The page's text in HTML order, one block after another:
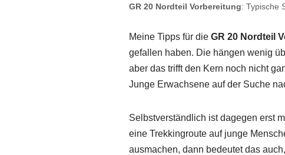
GR 20 Nordteil Vorbereitung: Typische
Meine Tipps für die GR 20 Nordteil
gefallen haben. Die hängen wenig
aber das trifft den Kern noch nicht
Junge Erwachsene auf der Suche
Selbstverständlich ist dagegen erst
eine Trekkingroute auf junge
ausmachen, dann bedeutet das